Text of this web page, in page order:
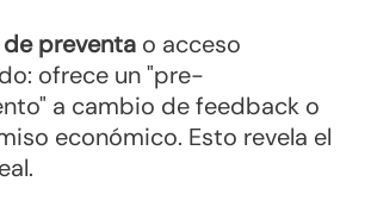
preventa o acceso
ofrece un "pre-
a cambio de feedback o
económico. Esto revela el